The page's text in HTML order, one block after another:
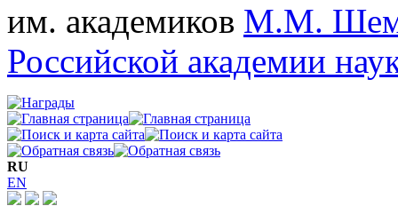
им. академиков М.М.
Российской академии
RU
EN